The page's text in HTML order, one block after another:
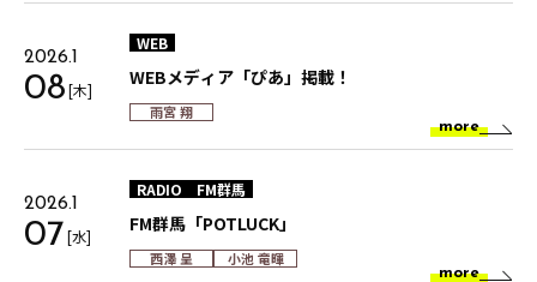
2026.1
08[木]
WEB
WEBメディア「ぴあ」掲載！
雨宮 翔
more
2026.1
07[水]
RADIO FM群馬
FM群馬「POTLUCK」
西澤 呈 小池 竜暉
more